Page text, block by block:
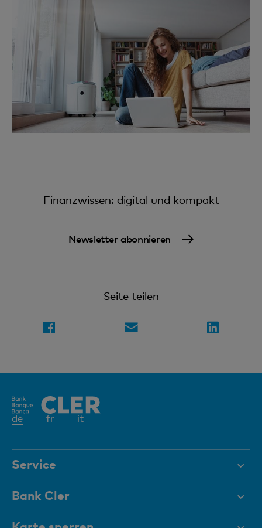
Finanzwissen: digital und kompakt
Newsletter abonnieren
Seite teilen
deAktives
fr it
Service
Hilfe & Kontakt
Dokumente
Bank Cler
Über uns